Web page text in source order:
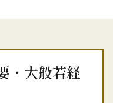
・大般若経